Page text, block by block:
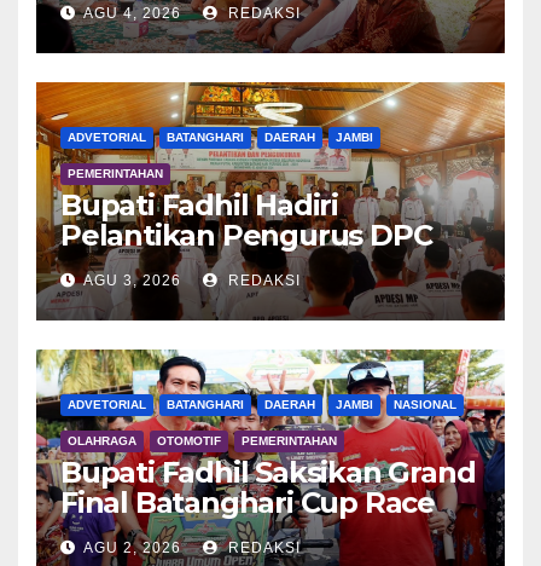
AGU 4, 2026 REDAKSI
ADVETORIAL BATANGHARI DAERAH JAMBI
PEMERINTAHAN
Bupati Fadhil Hadiri
Pelantikan Pengurus DPC
APDESI MP
AGU 3, 2026 REDAKSI
ADVETORIAL BATANGHARI DAERAH JAMBI NASIONAL
OLAHRAGA OTOMOTIF PEMERINTAHAN
Bupati Fadhil Saksikan Grand
Final Batanghari Cup Race
2026
AGU 2, 2026 REDAKSI